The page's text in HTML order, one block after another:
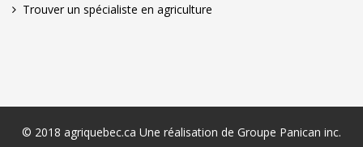
Trouver un spécialiste en agriculture
© 2018 agriquebec.ca Une réalisation de Groupe Panican inc.